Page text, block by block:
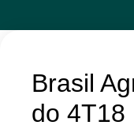
Brasil
do 4T18